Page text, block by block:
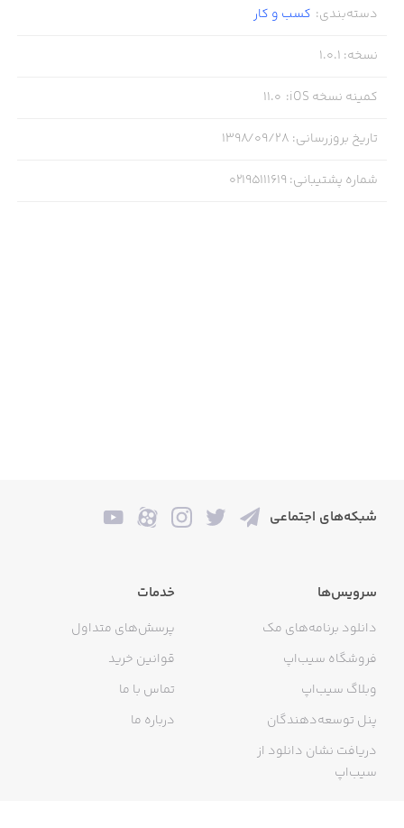
· نظافت منزل و محل کار
· تعمیر و نگهداری تجهیزات صنعتی
· تعمیرات لوازم خانگی
سرویسکارای ما پیشتن!
دسته‌بندی: کسب‌ و ‌کار
نسخه:
1.0.1
کمینه نسخه iOS :
11.0
تاریخ بروزرسانی: ۱۳۹۸/۰۹/۲۸
شماره پشتیبانی:
02195111619
شبکه‌های اجتماعی
سرویس‌ها
دانلود برنامه‌های مک
فروشگاه سیب‌اپ
وبلاگ سیب‌اپ
پنل توسعه‌دهندگان
دریافت نشان دانلود از
سیب‌اپ
خدمات
پرسش‌های متداول
قوانین خرید
تماس با ما
درباره ما